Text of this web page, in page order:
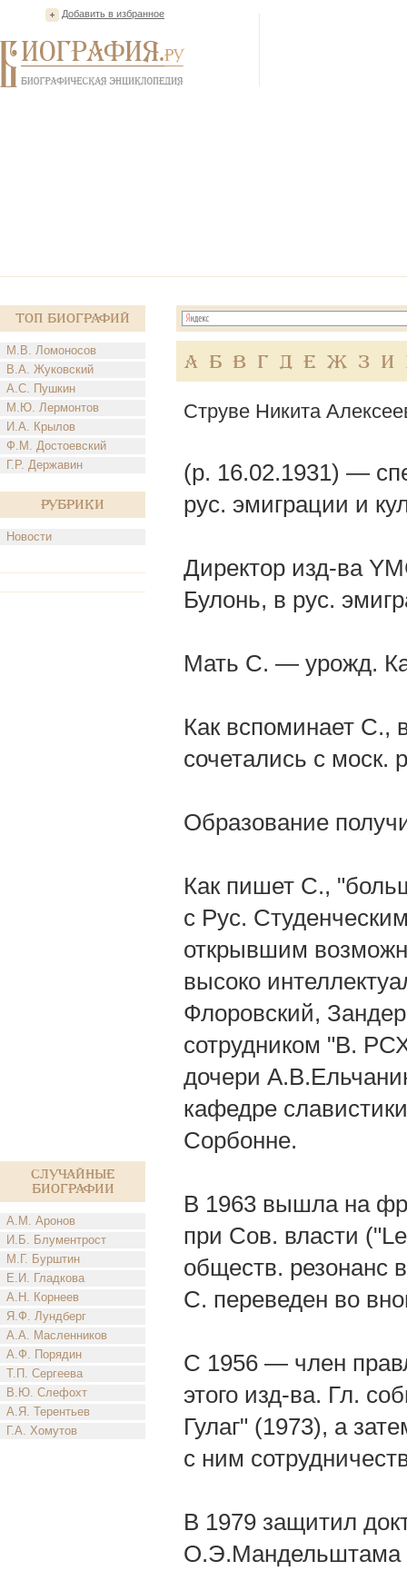
Добавить в избранное
Топ Биографий
М.В. Ломоносов
В.А. Жуковский
А.С. Пушкин
М.Ю. Лермонтов
И.А. Крылов
Ф.М. Достоевский
Г.Р. Державин
Рубрики
Новости
Случайные
биографии
А.М. Аронов
И.Б. Блументрост
М.Г. Бурштин
Е.И. Гладкова
А.Н. Корнеев
Я.Ф. Лундберг
А.А. Масленников
А.Ф. Порядин
Т.П. Сергеева
В.Ю. Слефохт
А.Я. Терентьев
Г.А. Хомутов
А Б В Г Д Е Ж З И
Струве Никита
(р. 16.02.1931) —
рус. эмиграции и
Директор изд-ва
Булонь, в рус.
Мать С. — урожд.
Как вспоминает С.,
сочетались с моск.
Образование
Как пишет С.,
с Рус.
открывшим
высоко
Флоровский,
сотрудником "В.
дочери
кафедре
Сорбонне.
В 1963 вышла на
при Сов. власти
обществ. резонанс
С. переведен во
С 1956 — член
этого изд-ва. Гл.
Гулаг" (1973), а
с ним
В 1979 защитил
О.Э.Мандельштама